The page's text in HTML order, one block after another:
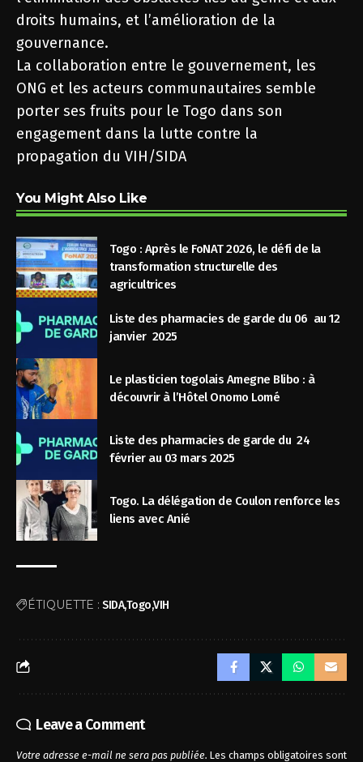
droits humains, et l’amélioration de la
gouvernance.
La collaboration entre le gouvernement, les
ONG et les acteurs communautaires semble
porter ses fruits pour le Togo dans son
engagement dans la lutte contre la
propagation du VIH/SIDA
You Might Also Like
Togo : Après le FoNAT 2026, le défi de la
transformation structurelle des
agricultrices
Liste des pharmacies de garde du 06 au 12
janvier 2025
Le plasticien togolais Amegne Blibo : à
découvrir à l’Hôtel Onomo Lomé
Liste des pharmacies de garde du 24
février au 03 mars 2025
Togo. La délégation de Coulon renforce les
liens avec Anié
ÉTIQUETTE : SIDATogoVIH
Leave a Comment
Votre adresse e-mail ne sera pas publiée. Les champs obligatoires sont